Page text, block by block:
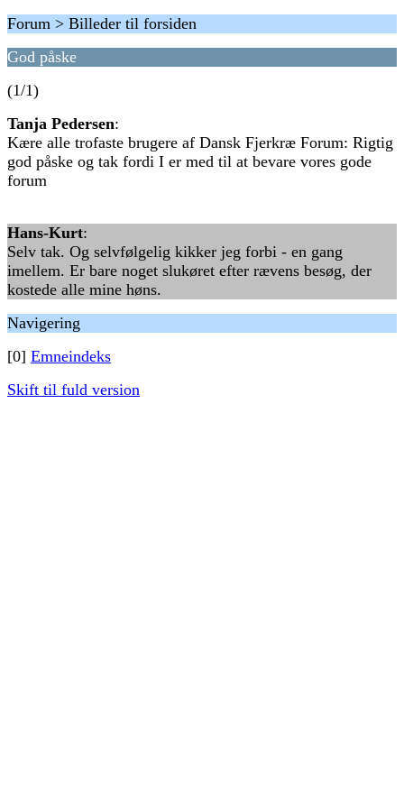
Forum > Billeder til forsiden
God påske
(1/1)
Tanja Pedersen:
Kære alle trofaste brugere af Dansk Fjerkræ Forum: Rigtig
god påske og tak fordi I er med til at bevare vores gode
forum
Hans-Kurt:
Selv tak. Og selvfølgelig kikker jeg forbi - en gang
imellem. Er bare noget slukøret efter rævens besøg, der
kostede alle mine høns.
Navigering
[0] Emneindeks
Skift til fuld version